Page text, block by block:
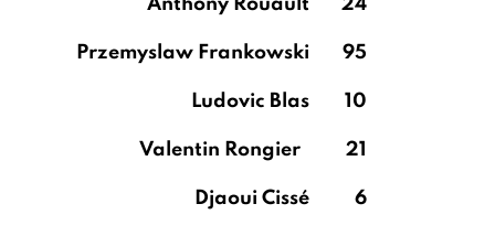
Anthony Rouault 24
Przemyslaw Frankowski 95
Ludovic Blas 10
Valentin Rongier 21
Djaoui Cissé 6